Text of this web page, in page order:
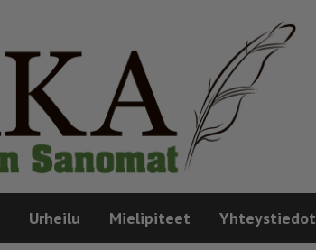
Urheilu Mielipiteet Yhteystiedot